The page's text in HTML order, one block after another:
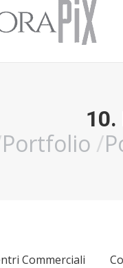
Portfolio
Commerciali